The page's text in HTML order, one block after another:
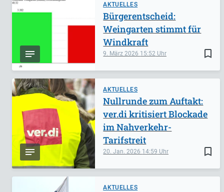
AKTUELLES
bookmark_border
9. März 2026 15:52
Bürgerentscheid:
Weingarten stimmt für
Windkraft
AKTUELLES
bookmark_border
20. Jan. 2026 14:59
Nullrunde zum Auftakt:
ver.di kritisiert Blockade
im Nahverkehr-
Tarifstreit
AKTUELLES